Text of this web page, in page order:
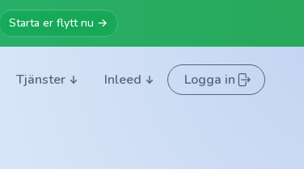
Starta er flytt nu →
Tjänster Inleed Logga in